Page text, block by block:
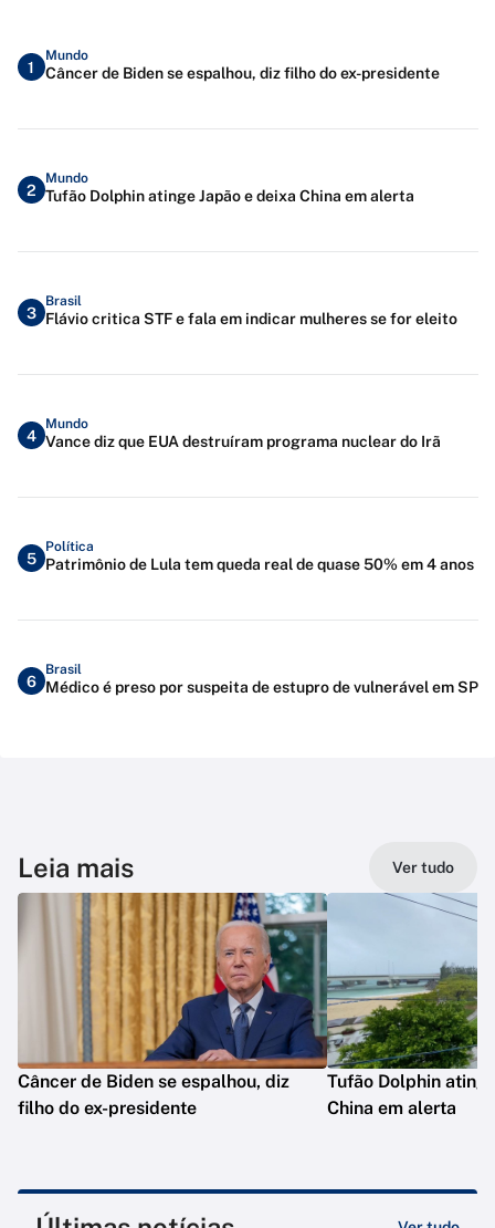
1
Mundo
Câncer de Biden se espalhou, diz filho do ex-presidente
2
Mundo
Tufão Dolphin atinge Japão e deixa China em alerta
3
Brasil
Flávio critica STF e fala em indicar mulheres se for eleito
4
Mundo
Vance diz que EUA destruíram programa nuclear do Irã
5
Política
Patrimônio de Lula tem queda real de quase 50% em 4 anos
6
Brasil
Médico é preso por suspeita de estupro de vulnerável em SP
Leia mais Ver tudo
Câncer de Biden se espalhou, diz
filho do ex-presidente
Tufão Dolphin
China em alerta